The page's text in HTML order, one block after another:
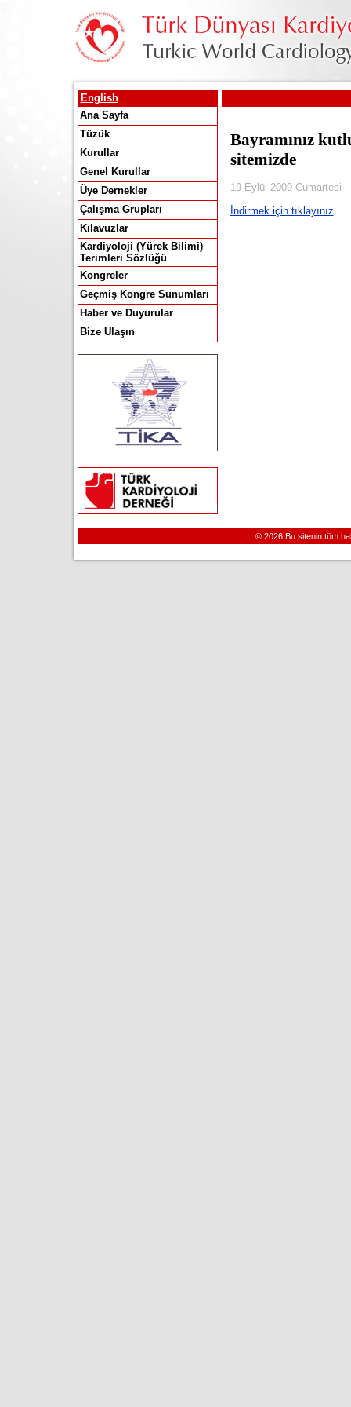
English
Ana Sayfa
Tüzük
Kurullar
Genel Kurullar
Üye Dernekler
Çalışma Grupları
Kılavuzlar
Kardiyoloji (Yürek Bilimi)
Terimleri Sözlüğü
Kongreler
Geçmiş Kongre Sunumları
Haber ve Duyurular
Bize Ulaşın
Bayramınız
sitemizde
19 Eylül 2009 Cumartesi
İndirmek için tıklayınız
© 2026 Bu sitenin tüm